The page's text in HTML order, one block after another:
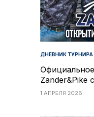
ДНЕВНИК ТУРНИРА
Zander&Pike
1 АПРЕЛЯ 2026